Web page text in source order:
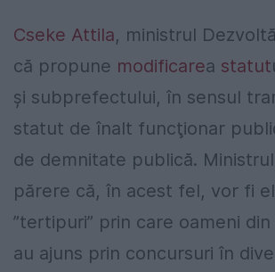
Cseke Attila, ministrul
că propune modificarea statut
şi subprefectului, în sensul
statut de înalt funcţionar
de demnitate publică.
părere că, în acest fel, vor fi
”tertipuri” prin care oameni
au ajuns prin concursuri în